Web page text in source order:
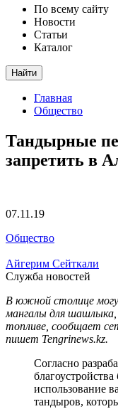
По всему сайту
Новости
Статьи
Каталог
Найти
Главная
Общество
Тандырные
запретить в
07.11.19
Общество
Айгерим Сейткали
Служба новостей
В южной столице
мангалы для
топливе, сообщает
пишет Tengrinews.kz.
Согласно
использование
тандыров,